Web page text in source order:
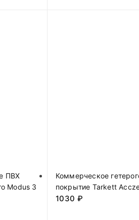
ПВХ
Modus 3
Коммерческое
покрытие Tarkett
1030₽